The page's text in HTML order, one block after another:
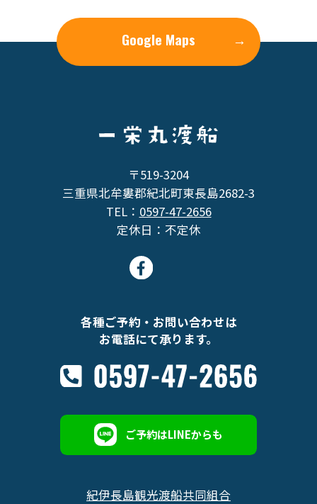
Google Maps →
〒519-3204
三重県北牟婁郡紀北町東長島2682-3
TEL： 0597-47-2656
定休日：不定休
各種ご予約・お問い合わせは
お電話にて承ります。
ご予約はLINEからも
紀伊長島観光渡船共同組合